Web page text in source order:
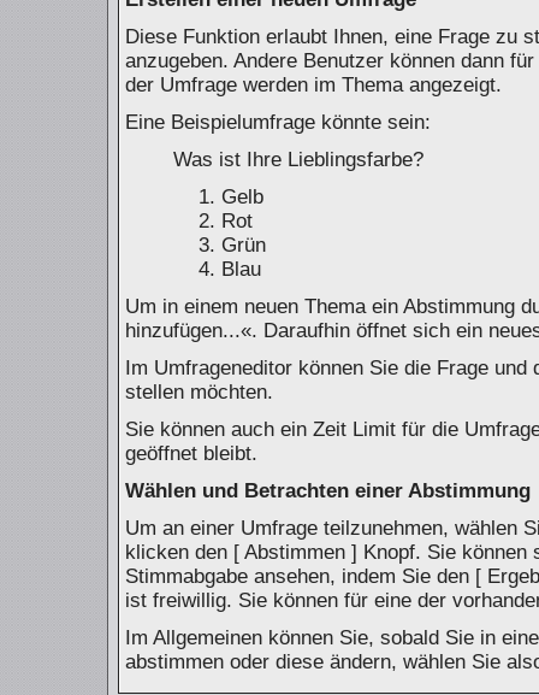
Diese Funktion erlaubt Ihnen, eine Frage zu
anzugeben. Andere Benutzer können dann
der Umfrage werden im Thema angezeigt.
Eine Beispielumfrage könnte sein:
Was ist Ihre Lieblingsfarbe?
Gelb
Rot
Grün
Blau
Um in einem neuen Thema ein Abstimmung
hinzufügen...«. Daraufhin öffnet sich ein
Im Umfrageneditor können Sie die Frage
stellen möchten.
Sie können auch ein Zeit Limit für die
geöffnet bleibt.
Wählen und Betrachten einer Abstimmung
Um an einer Umfrage teilzunehmen, wählen
klicken den [ Abstimmen ] Knopf. Sie
Stimmabgabe ansehen, indem Sie den [
ist freiwillig. Sie können für eine der
Im Allgemeinen können Sie, sobald Sie in
abstimmen oder diese ändern, wählen Sie